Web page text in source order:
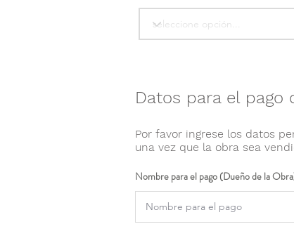
Datos para el pago
Por favor ingrese los datos
una vez que la obra sea
Nombre para el pago (Dueño de la